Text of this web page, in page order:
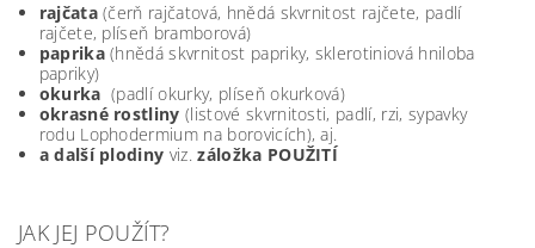
rajčata(čerň rajčatová, hnědá skvrnitost rajčete, padlí
rajčete, plíseň bramborová)
paprika(hnědá skvrnitost papriky, sklerotiniová hniloba
papriky)
okurka (padlí okurky, plíseň okurková)
okrasné rostliny (listové skvrnitosti, padlí, rzi, sypavky
rodu Lophodermium na borovicích), aj.
a další plodiny viz.záložka POUŽITÍ
JAK JEJ POUŽÍT?